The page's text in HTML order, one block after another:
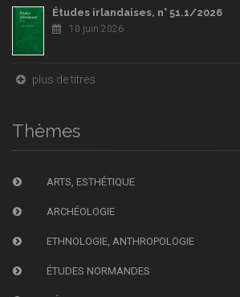
Études irlandaises, n° 51.1/2026
10 juin 2026
plus de titres
Thèmes
ARTS, ESTHÉTIQUE
ARCHÉOLOGIE
ETHNOLOGIE, ANTHROPOLOGIE
ÉTUDES NORMANDES